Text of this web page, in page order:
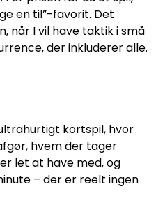
en til”-favorit. Det
når I vil have taktik i små
der inkluderer alle.
kortspil, hvor
hvem der tager
let at have med, og
– der er reelt ingen